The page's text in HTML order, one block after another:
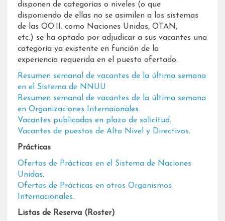
disponen de categorías o niveles (o que
disponiendo de ellas no se asimilen a los sistemas
de las OO.II. como Naciones Unidas, OTAN,
etc.) se ha optado por adjudicar a sus vacantes una
categoría ya existente en función de la
experiencia requerida en el puesto ofertado.
Resumen semanal de vacantes de la última semana
en el Sistema de NNUU
Resumen semanal de vacantes de la última semana
en Organizaciones Internaionales​​.
Vacantes publicadas en plazo de solicitud​.​
Vacantes de puestos de Alto Nivel y Directivos.
Prácticas
Ofertas de Prácticas en el Sistema de Naciones
Unidas.
Ofertas de Prácticas en otros Organismos
Internacionales​.
​​​​Listas de Reserva (Roster)